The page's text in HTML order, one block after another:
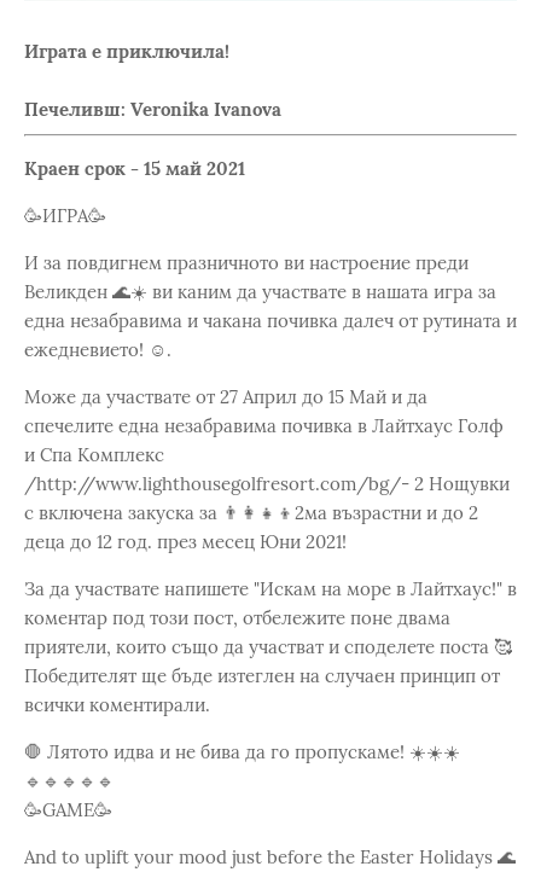
Играта е приключила!
Печеливш: Veronika Ivanova
Краен срок - 15 май 2021
🥳ИГРА🥳
И за повдигнем празничното ви настроение преди
Великден 🌊☀️ ви каним да участвате в нашата игра за
една незабравима и чакана почивка далеч от рутината и
ежедневието! ☺️.
Може да участвате от 27 Април до 15 Май и да
спечелите една незабравима почивка в Лайтхаус Голф
и Спа Комплекс
/http://www.lighthousegolfresort.com/bg/- 2 Нощувки
с включена закуска за 👨👩👧👦2ма възрастни и до 2
деца до 12 год. през месец Юни 2021!
За да участвате напишете "Искам на море в Лайтхаус!" в
коментар под този пост, отбележите поне двама
приятели, които също да участват и споделете поста 🥰
Победителят ще бъде изтеглен на случаен принцип от
всички коментирали.
🛑 Лятото идва и не бива да го пропускаме! ☀️☀️☀️
🔹🔹🔹🔹🔹
🥳GAME🥳
And to uplift your mood just before the Easter Holidays 🌊